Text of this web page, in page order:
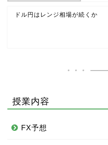
ドル円はレンジ相場が続くか
授業内容
FX予想